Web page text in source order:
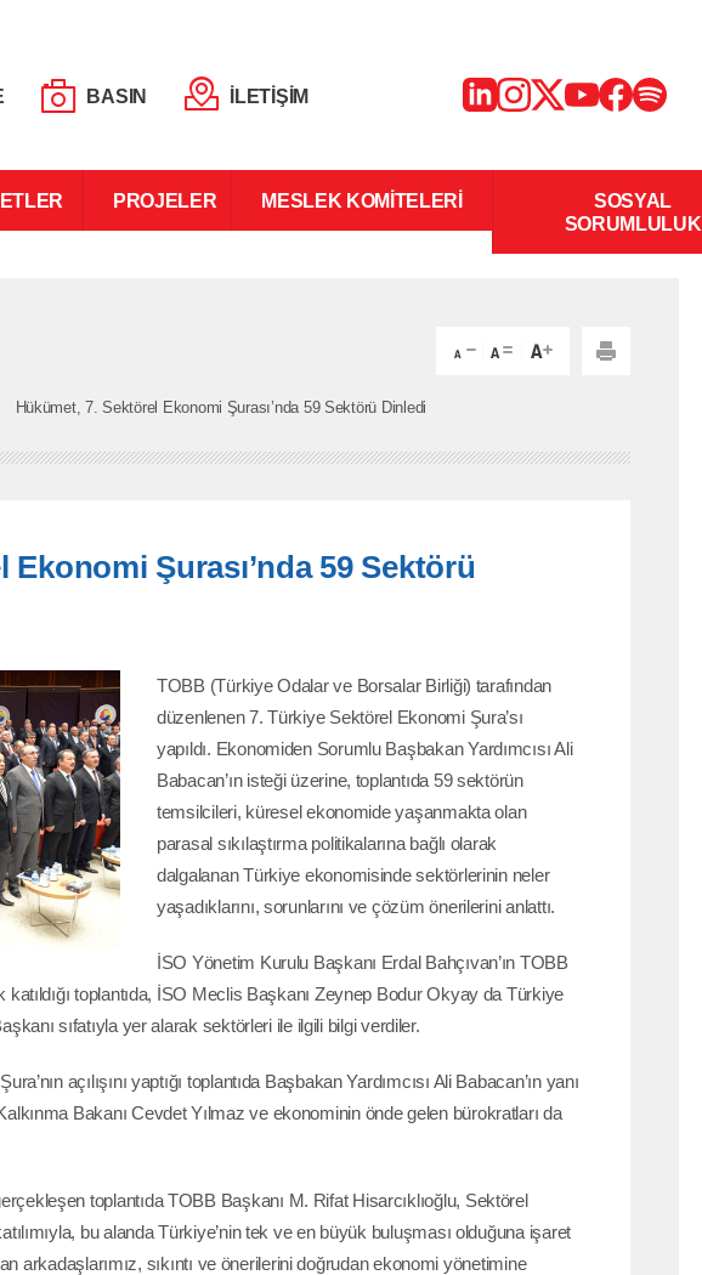
PROJELER MESLEK KOMİTELERİ
SOSYAL
SORUMLULUK
BASIN İLETİŞİM
Hükümet, 7. Sektörel Ekonomi Şurası’nda 59 Sektörü Dinledi
Şurası’nda 59 Sektörü
TOBB (Türkiye Odalar ve Borsalar Birliği) tarafından
düzenlenen 7. Türkiye Sektörel Ekonomi Şura’sı
yapıldı. Ekonomiden Sorumlu Başbakan Yardımcısı Ali
Babacan’ın isteği üzerine, toplantıda 59 sektörün
temsilcileri, küresel ekonomide yaşanmakta olan
parasal sıkılaştırma politikalarına bağlı olarak
dalgalanan Türkiye ekonomisinde sektörlerinin neler
yaşadıklarını, sorunlarını ve çözüm önerilerini anlattı.
İSO Yönetim Kurulu Başkanı Erdal Bahçıvan’ın TOBB
toplantıda, İSO Meclis Başkanı Zeynep Bodur Okyay da Türkiye
sıfatıyla yer alarak sektörleri ile ilgili bilgi verdiler.
açılışını yaptığı toplantıda Başbakan Yardımcısı Ali Babacan’ın yanı
Bakanı Cevdet Yılmaz ve ekonominin önde gelen bürokratları da
toplantıda TOBB Başkanı M. Rifat Hisarcıklıoğlu, Sektörel
bu alanda Türkiye’nin tek ve en büyük buluşması olduğuna işaret
arkadaşlarımız, sıkıntı ve önerilerini doğrudan ekonomi yönetimine